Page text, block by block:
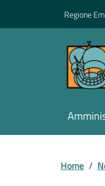
Regione
Home /